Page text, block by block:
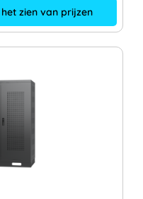
zien van prijzen